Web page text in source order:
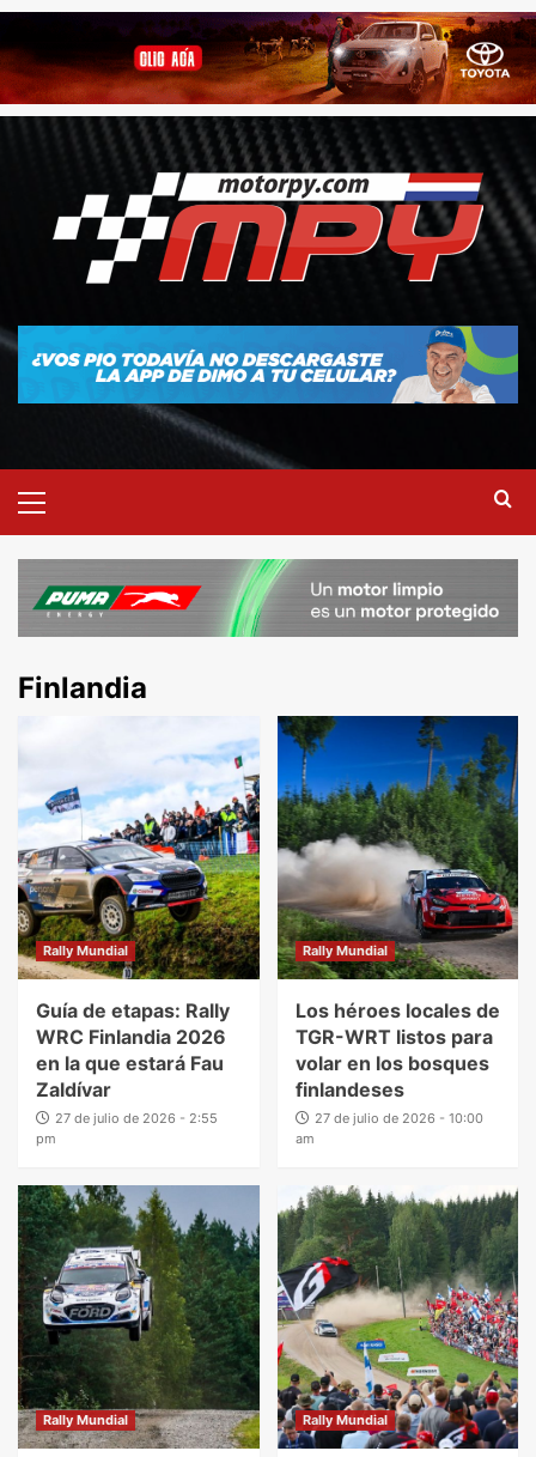
Finlandia
Rally Mundial
Guía de etapas: Rally
WRC Finlandia 2026
en la que estará Fau
Zaldívar
27 de julio de 2026 - 2:55
pm
Rally Mundial
Los héroes locales de
TGR-WRT listos para
volar en los bosques
finlandeses
27 de julio de 2026 - 10:00
am
Rally Mundial Rally Mundial